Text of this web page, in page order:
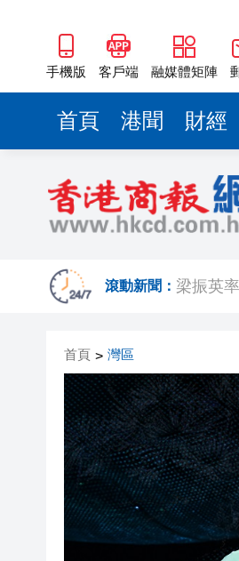
手機版 客戶端 融媒體矩陣
首頁 港聞 財經
滾動新聞：
山東26
瀋陽鐵
閩粵贛
50餘位
海南澄
2025年
閩粵贛
有片丨
50餘位
海南澄
梁振英
首頁 > 灣區